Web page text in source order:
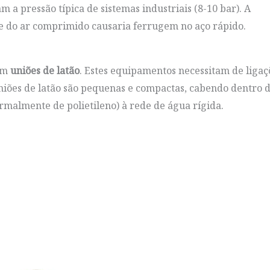
a pressão típica de sistemas industriais (8-10 bar). A
ar comprimido causaria ferrugem no aço rápido.
uniões de latão. Estes equipamentos necessitam de
de latão são pequenas e compactas, cabendo dentro
de polietileno) à rede de água rígida.